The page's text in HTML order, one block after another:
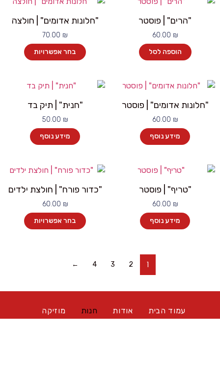
"הרים" | פוסטר
60.00 ₪
הוספה לסל
"חלונות אדומים" | חולצה
70.00 ₪
בחר אפשרויות
"חלונות אדומים" | פוסטר
60.00 ₪
מידע נוסף
"חנית" | תיק בד
50.00 ₪
מידע נוסף
"טריף" | פוסטר
60.00 ₪
מידע נוסף
"כדור פורח" | חולצת ילדים
60.00 ₪
בחר אפשרויות
1
2
3
4
←
עמוד הבית אודות חנות
מוזיקה